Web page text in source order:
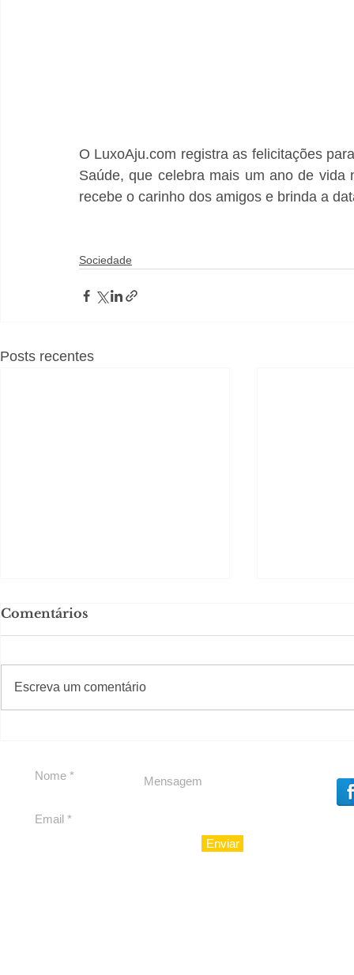
O LuxoAju.com registra as felicitações
Saúde, que celebra mais um ano de vida
recebe o carinho dos amigos e brinda a
Sociedade
Posts recentes
Comentários
Escreva um comentário
#Sugestões
Enviar